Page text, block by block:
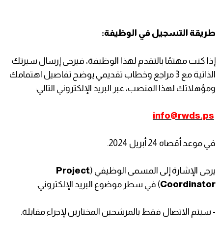
طريقة التسجيل في الوظيفة:
إذا كنت مهتمًا بالتقدم لهذا الوظيفة، فيرجى إرسال سيرتك
الذاتية مع 3 مراجع وخطاب تقديمي يوضح تفاصيل اهتمامك
ومؤهلاتك لهذا المنصب، عبر البريد الإلكتروني التالي:
info@rwds.ps
في موعد أقصاه 24 أبريل 2024.
يرجى الإشارة إلى المسمى الوظيفي (Project
Coordinator) في سطر موضوع البريد الإلكتروني.
- سيتم الاتصال فقط بالمرشحين المختارين لإجراء مقابلة.